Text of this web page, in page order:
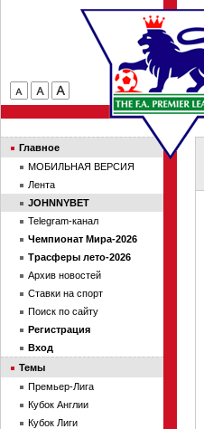
Главное
МОБИЛЬНАЯ ВЕРСИЯ
Лента
JOHNNYBET
Telegram-канал
Чемпионат Мира-2026
Трасферы лето-2026
Архив новостей
Ставки на спорт
Поиск по сайту
Регистрация
Вход
Темы
Премьер-Лига
Кубок Англии
Кубок Лиги